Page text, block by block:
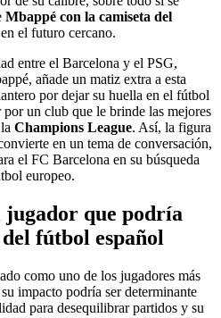
Mbappé con la camiseta del
el futuro cercano.
entre el Barcelona y el PSG,
añade un matiz extra a esta
por dejar su huella en el fútbol
un club que le brinde las mejores
Champions League. Así, la figura
en un tema de conversación,
el FC Barcelona en su búsqueda
europeo.
que podría
fútbol español
como uno de los jugadores más
impacto podría ser determinante
para desequilibrar partidos y su